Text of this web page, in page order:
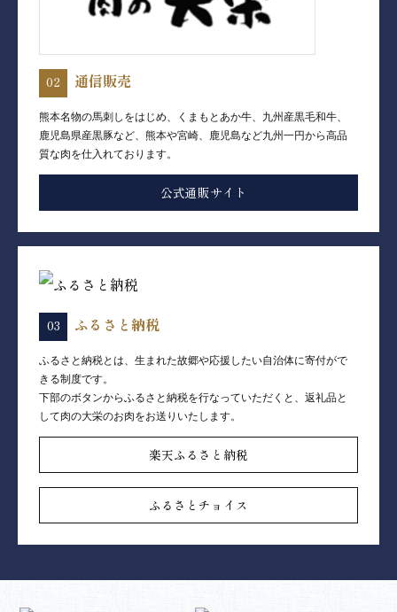
通信販売
熊本名物の馬刺しをはじめ、くまもとあか牛、九州産黒毛和牛、
鹿児島県産黒豚など、熊本や宮崎、鹿児島など九州一円から高品
質な肉を仕入れております。
公式通販サイト
ふるさと納税
ふるさと納税とは、生まれた故郷や応援したい自治体に寄付がで
きる制度です。
下部のボタンからふるさと納税を行なっていただくと、返礼品と
して肉の大栄のお肉をお送りいたします。
楽天ふるさと納税
ふるさとチョイス